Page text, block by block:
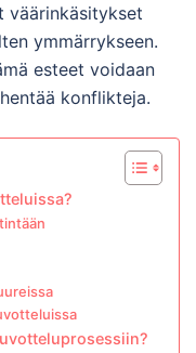
väärinkäsitykset
ymmärrykseen.
esteet voidaan
konflikteja.